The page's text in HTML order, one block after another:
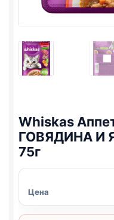
Whiskas
ГОВЯДИНА И
75г
Цена